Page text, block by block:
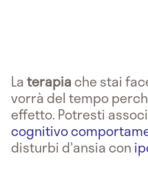
Laterapiache stai
vorrà del tempo
effetto. Potresti
cognitivo
disturbi d'ansia con